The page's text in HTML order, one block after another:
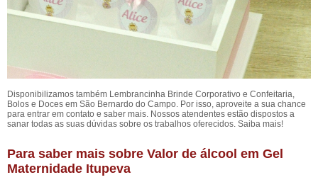
Disponibilizamos também Lembrancinha Brinde Corporativo e Confeitaria,
Bolos e Doces em São Bernardo do Campo. Por isso, aproveite a sua chance
para entrar em contato e saber mais. Nossos atendentes estão dispostos a
sanar todas as suas dúvidas sobre os trabalhos oferecidos. Saiba mais!
Para saber mais sobre Valor de álcool em Gel
Maternidade Itupeva